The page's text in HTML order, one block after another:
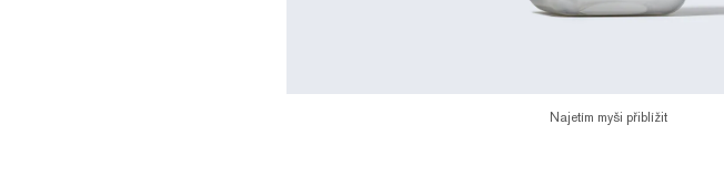
Najetím myši přiblížit